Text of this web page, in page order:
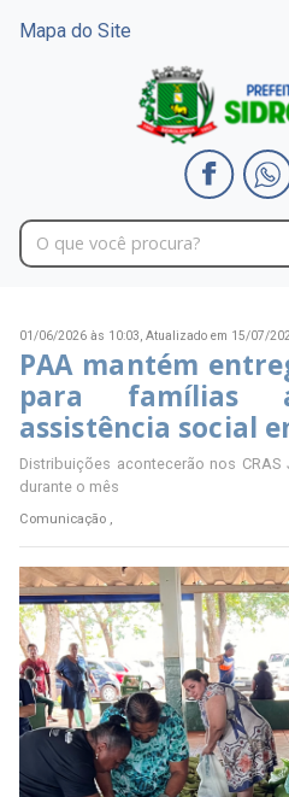
Mapa do Site
01/06/2026 às 10:03, Atualizado em 15/07/
PAA mantém
para famílias
assistência social
Distribuições acontecerão nos CRAS
durante o mês
Comunicação ,